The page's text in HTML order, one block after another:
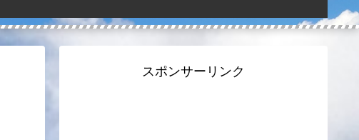
スポンサーリンク